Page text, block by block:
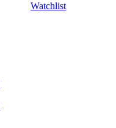
Watchlist